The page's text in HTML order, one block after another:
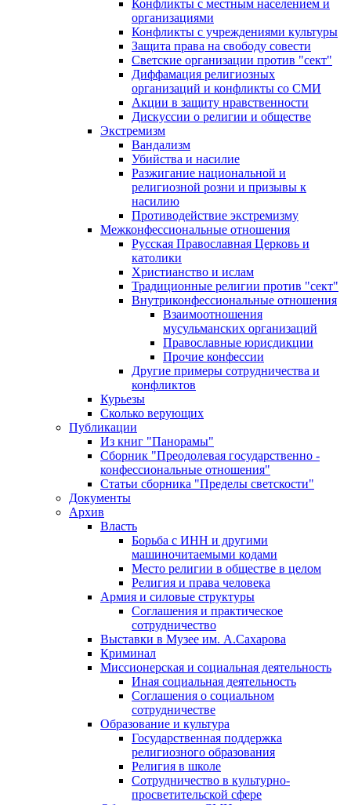
Конфликты с местным населением и
организациями
Конфликты с учреждениями культуры
Защита права на свободу совести
Светские организации против "сект"
Диффамация религиозных
организаций и конфликты со СМИ
Акции в защиту нравственности
Дискуссии о религии и обществе
Экстремизм
Вандализм
Убийства и насилие
Разжигание национальной и
религиозной розни и призывы к
насилию
Противодействие экстремизму
Межконфессиональные отношения
Русская Православная Церковь и
католики
Христианство и ислам
Традиционные религии против "сект"
Внутриконфессиональные отношения
Взаимоотношения
мусульманских организаций
Православные юрисдикции
Прочие конфессии
Другие примеры сотрудничества и
конфликтов
Курьезы
Сколько верующих
Публикации
Из книг "Панорамы"
Сборник "Преодолевая государственно -
конфессиональные отношения"
Статьи сборника "Пределы светскости"
Документы
Архив
Власть
Борьба с ИНН и другими
машиночитаемыми кодами
Место религии в обществе в целом
Религия и права человека
Армия и силовые структуры
Соглашения и практическое
сотрудничество
Выставки в Музее им. А.Сахарова
Криминал
Миссионерская и социальная деятельность
Иная социальная деятельность
Соглашения о социальном
сотрудничестве
Образование и культура
Государственная поддержка
религиозного образования
Религия в школе
Сотрудничество в культурно-
просветительской сфере